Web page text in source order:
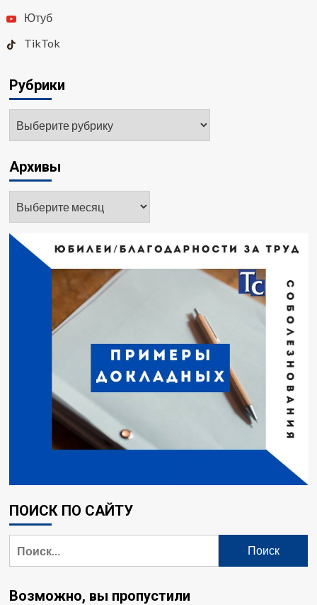
Ютуб
TikTok
Рубрики
Архивы
ПОИСК ПО САЙТУ
Возможно, вы пропустили